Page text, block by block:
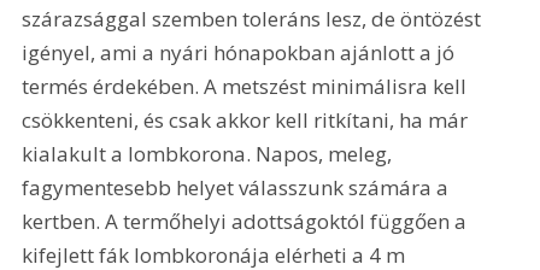
szárazsággal szemben toleráns lesz, de öntözést
igényel, ami a nyári hónapokban ajánlott a jó
termés érdekében. A metszést minimálisra kell
csökkenteni, és csak akkor kell ritkítani, ha már
kialakult a lombkorona. Napos, meleg,
fagymentesebb helyet válasszunk számára a
kertben. A termőhelyi adottságoktól függően a
kifejlett fák lombkoronája elérheti a 4 m